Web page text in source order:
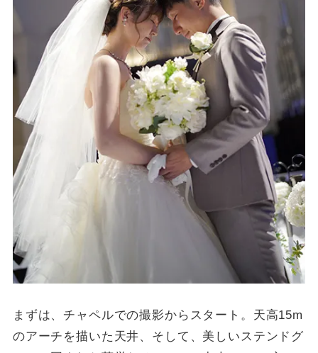
まずは、チャペルでの撮影からスタート。天高15m
のアーチを描いた天井、そして、美しいステンドグ